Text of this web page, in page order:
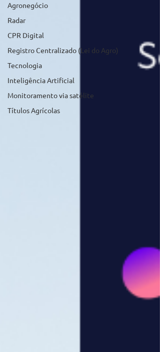
Agronegócio
Radar
CPR Digital
Registro Centralizado (Lei do Agro)
Tecnologia
Inteligência Artificial
Monitoramento via satélite
Títulos Agrícolas